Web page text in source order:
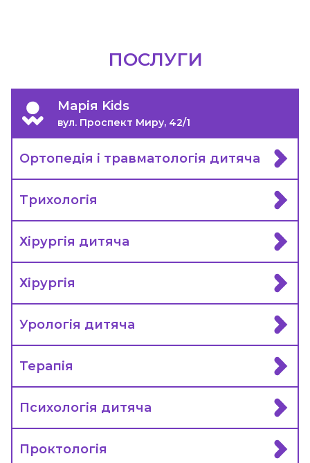
ПОСЛУГИ
Марія Kids
вул. Проспект Миру, 42/1
Ортопедія і травматологія дитяча
Трихологія
Хірургія дитяча
Хірургія
Урологія дитяча
Терапія
Психологія дитяча
Проктологія